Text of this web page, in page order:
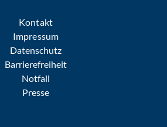
Kontakt
Impressum
Datenschutz
Barrierefreiheit
Notfall
Presse